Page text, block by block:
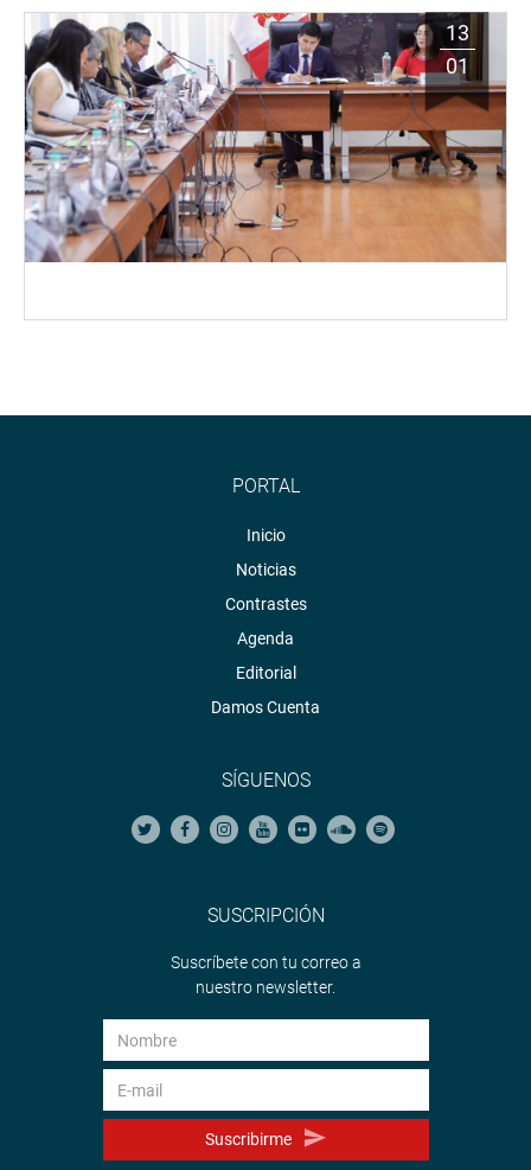
13
01
PORTAL
Inicio
Noticias
Contrastes
Agenda
Editorial
Damos Cuenta
SÍGUENOS
SUSCRIPCIÓN
Suscríbete con tu correo a
nuestro newsletter.
Suscribirme